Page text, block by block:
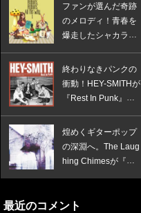
ファンが選んだ奇跡
のメロディ！青春を
爆走したシャカラビ
た究極のベスト盤
終わりなきパンクの
衝動！HEY-SMITHが
『Rest In Punk』で
の完全体
煌めくギターポップ
の深淵へ。The Laug
hing Chimesが『Wh
す、憂いと焦燥のイ
最近のコメント